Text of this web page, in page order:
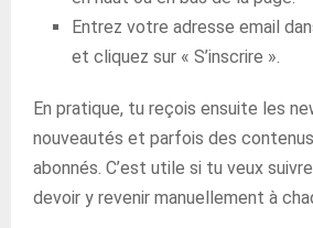
Entrez votre adresse email
et cliquez sur « S’inscrire ».
En pratique, tu reçois ensuite les
nouveautés et parfois des
abonnés. C’est utile si tu veux
devoir y revenir manuellement à